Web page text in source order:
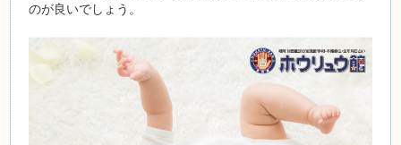
のが良いでしょう。